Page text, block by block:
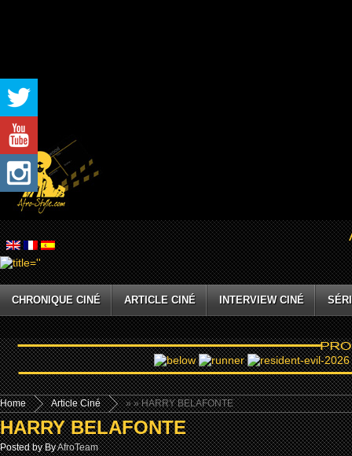
CHRONIQUE CINÉ ARTICLE CINÉ INTERVIEW CINÉ
Home »
Article Ciné » HARRY BELAFONTE
HARRY BELAFONTE
Posted by ByAfroTeam